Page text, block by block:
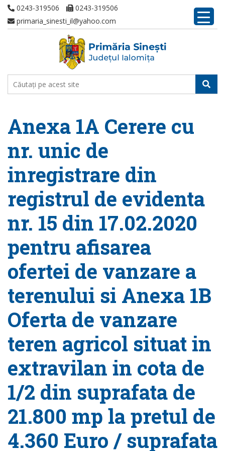
0243-319506
0243-319506
primaria_sinesti_il@yahoo.com
Anexa 1A Cerere cu
nr. unic de
inregistrare din
registrul de evidenta
nr. 15 din 17.02.2020
pentru afisarea
ofertei de vanzare a
terenului si Anexa 1B
Oferta de vanzare
teren agricol situat in
extravilan in cota de
1/2 din suprafata de
21.800 mp la pretul de
4.360 Euro / suprafata